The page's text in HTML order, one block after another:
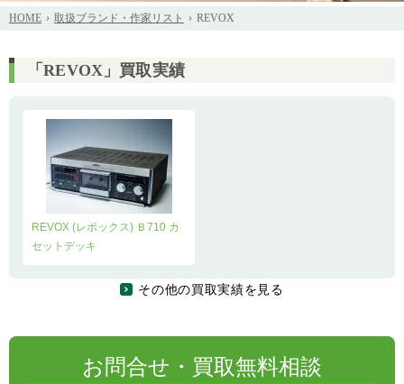
HOME 取扱ブランド・作家リスト REVOX
「REVOX」買取実績
REVOX (レボックス) Ｂ710 カ
セットデッキ
その他の買取実績を見る
お問合せ・買取無料相談